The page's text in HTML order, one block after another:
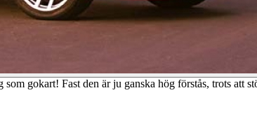
gokart! Fast den är ju ganska hög förstås, trots att